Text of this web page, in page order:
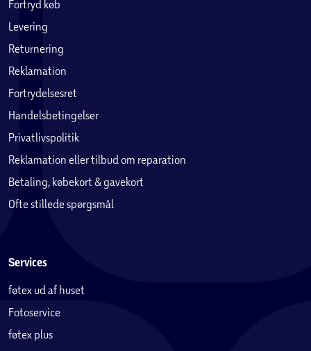
Fortryd køb
Levering
Returnering
Reklamation
Fortrydelsesret
Handelsbetingelser
Privatlivspolitik
Reklamation eller tilbud om reparation
Betaling, købekort & gavekort
Ofte stillede spørgsmål
Services
føtex ud af huset
Fotoservice
føtex plus